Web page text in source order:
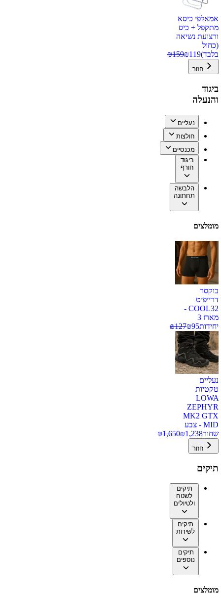
אמאלפי כיסא
מתקפל + כיס
ורצועת נשיאה
(כחול
בלבד)
₪119
₪159
חזור
ביגוד
והנעלה
נעליים
חולצות
מכנסיים
ביגוד
חורף
הלבשה
תחתונה
מומלצים
בוקסר
דרייפיט
COOL32 -
מארז 3
יחידות
₪95
₪127
נעליים
טקטיות
LOWA
ZEPHYR
MK2 GTX
MID - צבע
שחור
₪1,238
₪1,650
חזור
תיקים
תיקים
לשטח
ולטיולים
תיקים
לשירות
תיקים
נוספים
מומלצים